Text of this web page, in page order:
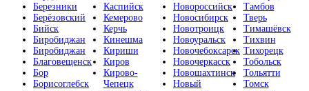
Березники
Берёзовский
Бийск
Биробиджан
Биробиджан
Благовещенск
Бор
Борисоглебск
Каспийск
Кемерово
Керчь
Кинешма
Кириши
Киров
Кирово-
Чепецк
Новороссийск
Новосибирск
Новотроицк
Новоуральск
Новочебоксарск
Новочеркасск
Новошахтинск
Новый
Тамбов
Тверь
Тимашёвск
Тихвин
Тихорецк
Тобольск
Тольятти
Томск